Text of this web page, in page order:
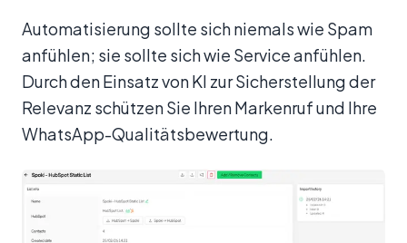
Automatisierung sollte sich niemals wie Spam
anfühlen; sie sollte sich wie Service anfühlen.
Durch den Einsatz von KI zur Sicherstellung der
Relevanz schützen Sie Ihren Markenruf und Ihre
WhatsApp-Qualitätsbewertung.